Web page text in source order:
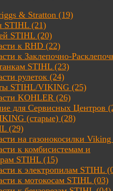
& Stratton (19)
STIHL (21)
STIHL (20)
к RHD (22)
к Заклепочно-
STIHL (23)
рулеток (24)
STIHL/VIKING (25)
KOHLER (26)
для Сервисных Центров
(старые) (28)
(29)
на газонокосилки
к комбисистемам и
STIHL (15)
к электропилам STIHL
к мотокосам STIHL (03)